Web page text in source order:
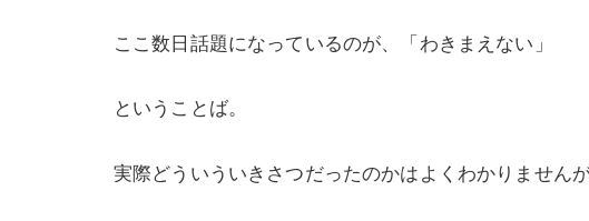
ここ数日話題になっているのが、「わきまえない」
ということば。
実際どういういきさつだったのかはよくわかりませんが